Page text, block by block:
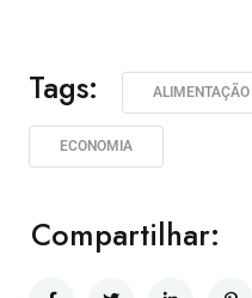
Tags: ALIMENTAÇÃO
ECONOMIA
Compartilhar: